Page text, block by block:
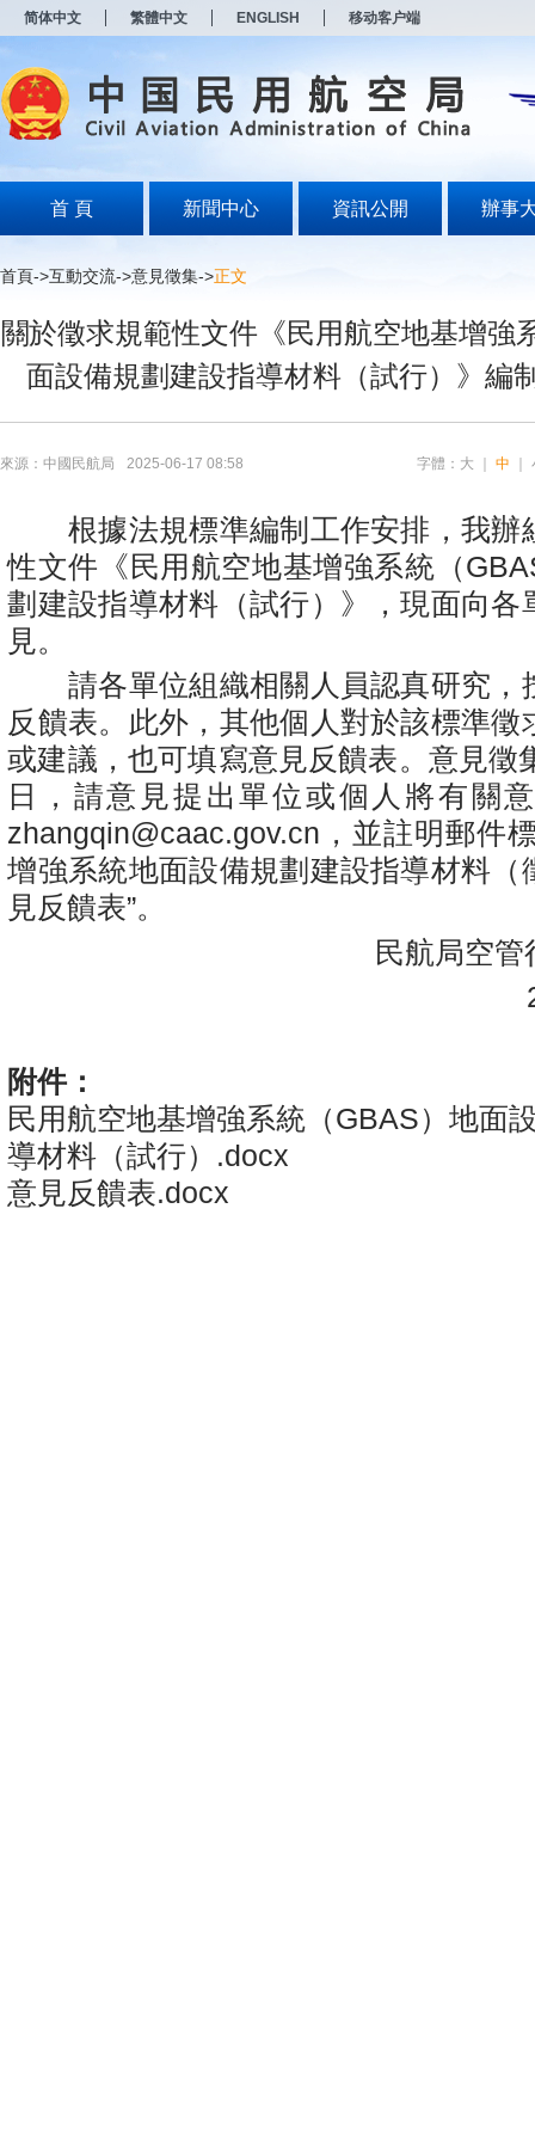
简体中文 繁體中文 ENGLISH 移动客户端
首 頁 新聞中心 資訊公開 辦事
首頁->互動交流->意見徵集->正文
關於徵求規範性文件《民用航空地基增強
面設備規劃建設指導材料（試行）》編
來源：中國民航局 2025-06-17 08:58 字體： 大 中
根據法規標準編制工作安排，我辦
性文件《民用航空地基增強系統（
劃建設指導材料（試行）》，現面向各
見。
請各單位組織相關人員認真研究，
反饋表。此外，其他個人對於該標準徵
或建議，也可填寫意見反饋表。意見徵
日，請意見提出單位或個人將有關
zhangqin@caac.gov.cn，並註明郵件
增強系統地面設備規劃建設指導材料（
見反饋表”。
民航局空管
附件：
民用航空地基增強系統（GBAS）地面
導材料（試行）.docx
意見反饋表.docx
打
开
无
障
说
按
Alt
波
浪
盲